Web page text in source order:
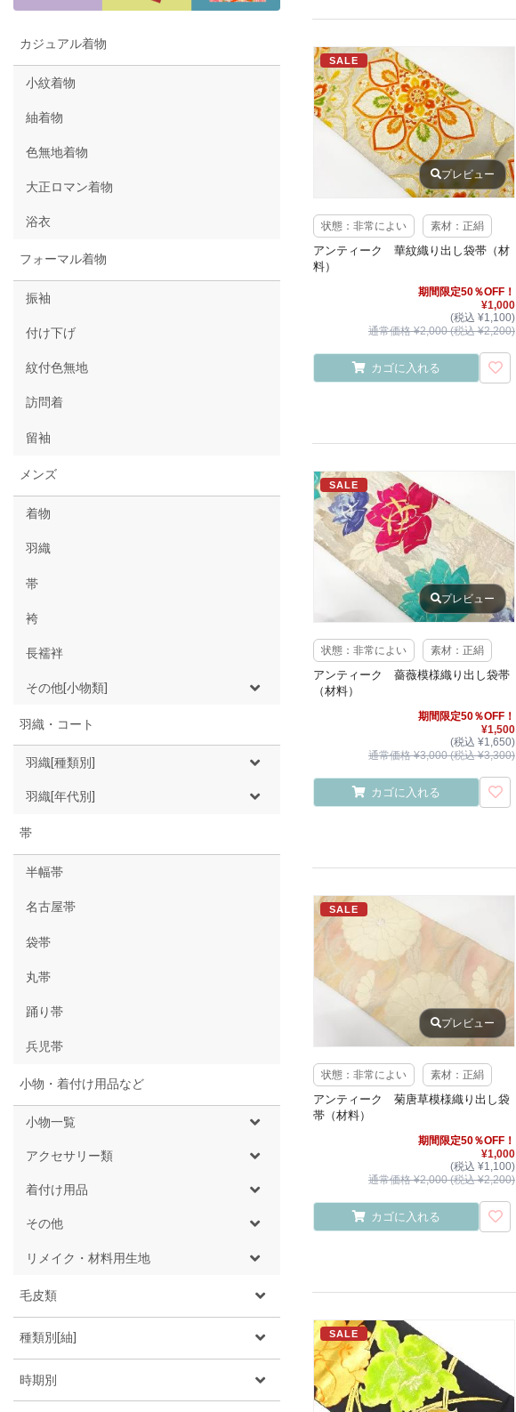
カジュアル着物
小紋着物
紬着物
色無地着物
大正ロマン着物
浴衣
フォーマル着物
振袖
付け下げ
紋付色無地
訪問着
留袖
メンズ
着物
羽織
帯
袴
長襦袢
その他[小物類]
羽織・コート
羽織[種類別]
羽織[年代別]
帯
半幅帯
名古屋帯
袋帯
丸帯
踊り帯
兵児帯
小物・着付け用品など
小物一覧
アクセサリー類
着付け用品
その他
リメイク・材料用生地
毛皮類
種類別[紬]
時期別
SALE
プレビュー
状態：非常によい 素材：正絹
アンティーク 華紋織り出し袋帯（材
料）
期間限定50％OFF！
¥1,000
(税込 ¥1,100)
通常価格 ¥2,000 (税込 ¥2,200)
カゴに入れる
SALE
プレビュー
状態：非常によい 素材：正絹
アンティーク 薔薇模様織り出し袋帯
（材料）
期間限定50％OFF！
¥1,500
(税込 ¥1,650)
通常価格 ¥3,000 (税込 ¥3,300)
カゴに入れる
SALE
プレビュー
状態：非常によい 素材：正絹
アンティーク 菊唐草模様織り出し袋
帯（材料）
期間限定50％OFF！
¥1,000
(税込 ¥1,100)
通常価格 ¥2,000 (税込 ¥2,200)
カゴに入れる
SALE